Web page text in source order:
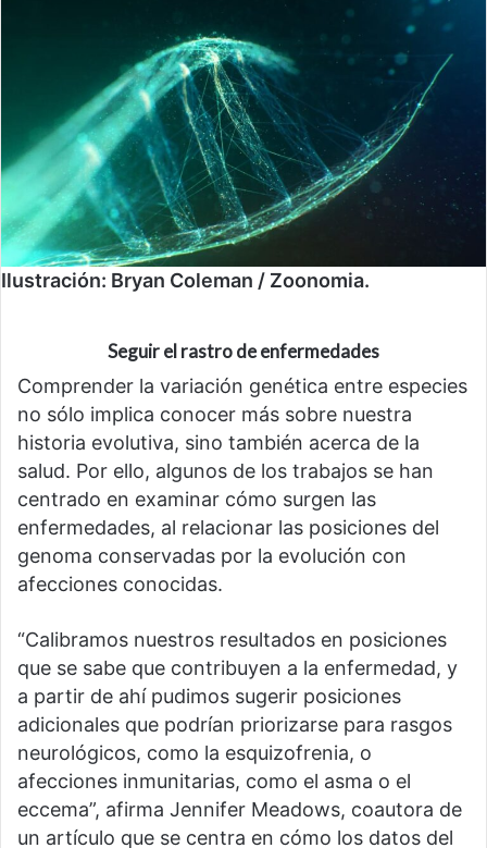
Ilustración: Bryan Coleman / Zoonomia.
Seguir el rastro de enfermedades
Comprender la variación genética entre especies
no sólo implica conocer más sobre nuestra
historia evolutiva, sino también acerca de la
salud. Por ello, algunos de los trabajos se han
centrado en examinar cómo surgen las
enfermedades, al relacionar las posiciones del
genoma conservadas por la evolución con
afecciones conocidas.
“Calibramos nuestros resultados en posiciones
que se sabe que contribuyen a la enfermedad, y
a partir de ahí pudimos sugerir posiciones
adicionales que podrían priorizarse para rasgos
neurológicos, como la esquizofrenia, o
afecciones inmunitarias, como el asma o el
eccema”, afirma Jennifer Meadows, coautora de
un artículo que se centra en cómo los datos del